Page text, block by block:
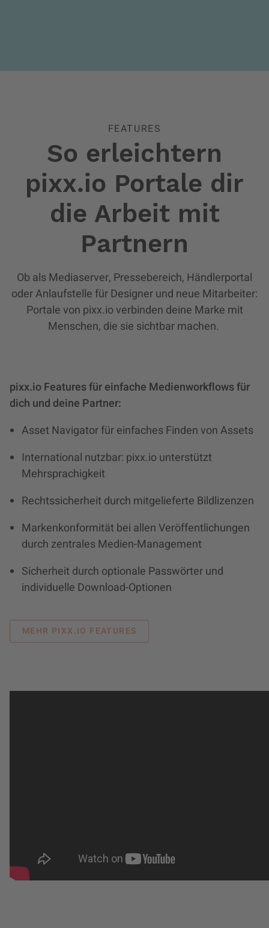
FEATURES
So erleichtern
pixx.io Portale dir
die Arbeit mit
Partnern
Ob als Mediaserver, Pressebereich, Händlerportal
oder Anlaufstelle für Designer und neue Mitarbeiter:
Portale von pixx.io verbinden deine Marke mit
Menschen, die sie sichtbar machen.
pixx.io Features für einfache Medienworkflows für
dich und deine Partner:
Asset Navigator für einfaches Finden von Assets
International nutzbar: pixx.io unterstützt
Mehrsprachigkeit
Rechtssicherheit durch mitgelieferte Bildlizenzen
Markenkonformität bei allen Veröffentlichungen
durch zentrales Medien-Management
Sicherheit durch optionale Passwörter und
individuelle Download-Optionen
MEHR PIXX.IO FEATURES